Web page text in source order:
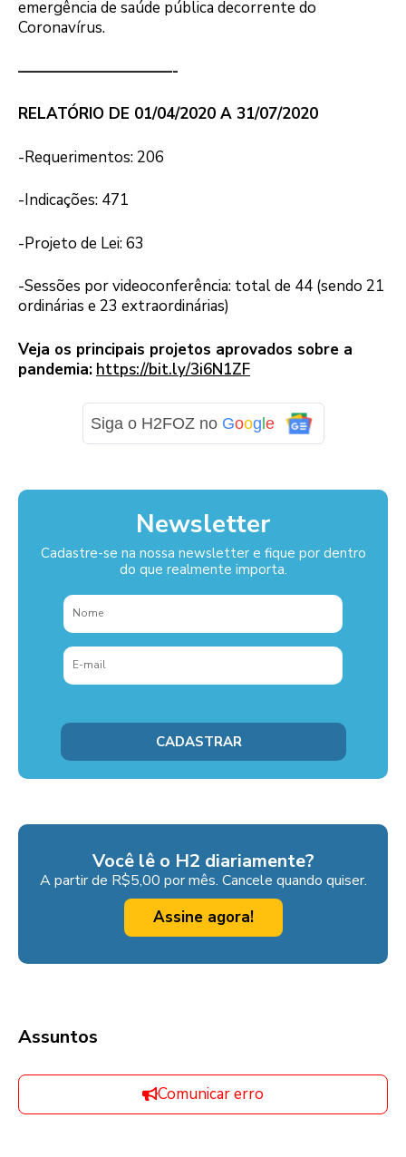
emergência de saúde pública decorrente do
Coronavírus.
——————————-
RELATÓRIO DE 01/04/2020 A 31/07/2020
-Requerimentos: 206
-Indicações: 471
-Projeto de Lei: 63
-Sessões por videoconferência: total de 44 (sendo 21
ordinárias e 23 extraordinárias)
Veja os principais projetos aprovados sobre a
pandemia: https://bit.ly/3i6N1ZF
Siga o H2FOZ no Goog e
Newsletter
Cadastre-se na nossa newsletter e fique por dentro
do que realmente importa.
Você lê o H2 diariamente?
A partir de R$5,00 por mês. Cancele quando quiser.
Assine agora!
Assuntos
Comunicar erro